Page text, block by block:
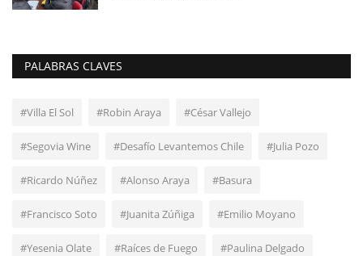
PALABRAS CLAVES
#Villa El Sol #Robin Araya #César Vallejo
#Segovia Wine #Desafío Levantemos Chile #Julia Pozo
#Ricardo Núñez #Alonso Araya #Basura
#Francisco Soto #Juanita Zúñiga #Emilio Moyano
#Yesenia Olate #Raíces de Fuego #Paulina Delgado